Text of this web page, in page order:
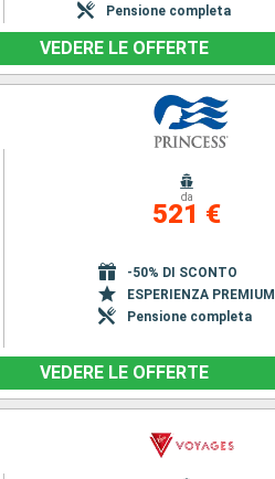
Pensione completa
VEDERE LE OFFERTE
da
521 €
-50% DI SCONTO
ESPERIENZA PREMIUM
Pensione completa
VEDERE LE OFFERTE